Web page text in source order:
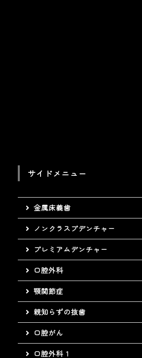
サイドメニュー
金属床義歯
ノンクラスプデンチャー
プレミアムデンチャー
口腔外科
顎関節症
親知らずの抜歯
口腔がん
口腔外科 1